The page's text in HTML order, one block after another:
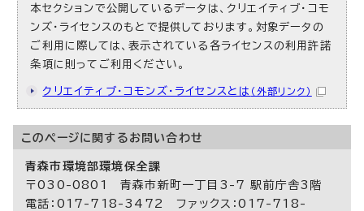
本セクションで公開しているデータは、クリエイティブ・コモ
ンズ・ライセンスのもとで提供しております。対象データの
ご利用に際しては、表示されている各ライセンスの利用許諾
条項に則ってご利用ください。
クリエイティブ・コモンズ・ライセンスとは （外部リンク）
このページに関する お問い合わせ
青森市環境部環境保全課
〒030-0801 青森市新町一丁目3-7 駅前庁舎3階
電話：017-718-3472 ファックス：017-718-